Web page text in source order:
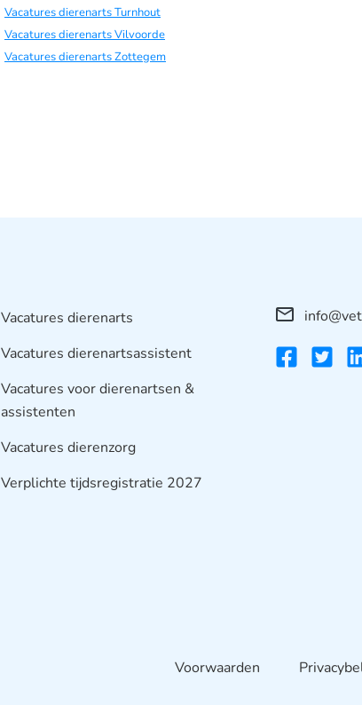
Vacatures dierenarts Turnhout
Vacatures dierenarts Vilvoorde
Vacatures dierenarts Zottegem
Vacatures dierenarts
Vacatures dierenartsassistent
Vacatures voor dierenartsen &
assistenten
Vacatures dierenzorg
Verplichte tijdsregistratie 2027
Voorwaarden